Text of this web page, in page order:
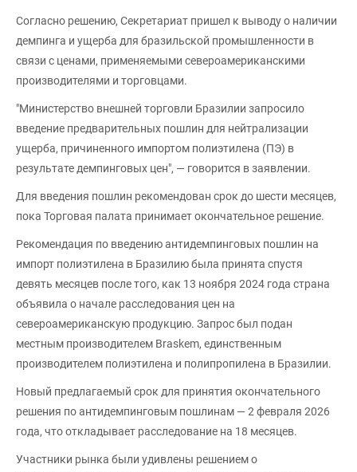
Согласно решению, Секретариат пришел к выводу о наличии
демпинга и ущерба для бразильской промышленности в
связи с ценами, применяемыми североамериканскими
производителями и торговцами.
"Министерство внешней торговли Бразилии запросило
введение предварительных пошлин для нейтрализации
ущерба, причиненного импортом полиэтилена (ПЭ) в
результате демпинговых цен", — говорится в заявлении.
Для введения пошлин рекомендован срок до шести месяцев,
пока Торговая палата принимает окончательное решение.
Рекомендация по введению антидемпинговых пошлин на
импорт полиэтилена в Бразилию была принята спустя
девять месяцев после того, как 13 ноября 2024 года страна
объявила о начале расследования цен на
североамериканскую продукцию. Запрос был подан
местным производителем Braskem, единственным
производителем полиэтилена и полипропилена в Бразилии.
Новый предлагаемый срок для принятия окончательного
решения по антидемпинговым пошлинам — 2 февраля 2026
года, что откладывает расследование на 18 месяцев.
Участники рынка были удивлены решением о